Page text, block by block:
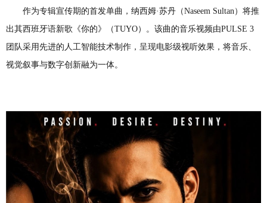
作为专辑宣传期的首发单曲，纳西姆·苏丹（Naseem Sultan）将推
出其西班牙语新歌《你的》（TUYO）。该曲的音乐视频由PULSE 3
团队采用先进的人工智能技术制作，呈现电影级视听效果，将音乐、
视觉叙事与数字创新融为一体。